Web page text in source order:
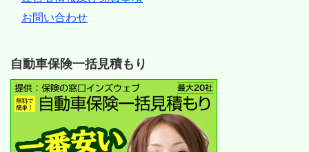
お問い合わせ
自動車保険一括見積もり